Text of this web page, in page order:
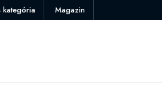
kategória Magazin